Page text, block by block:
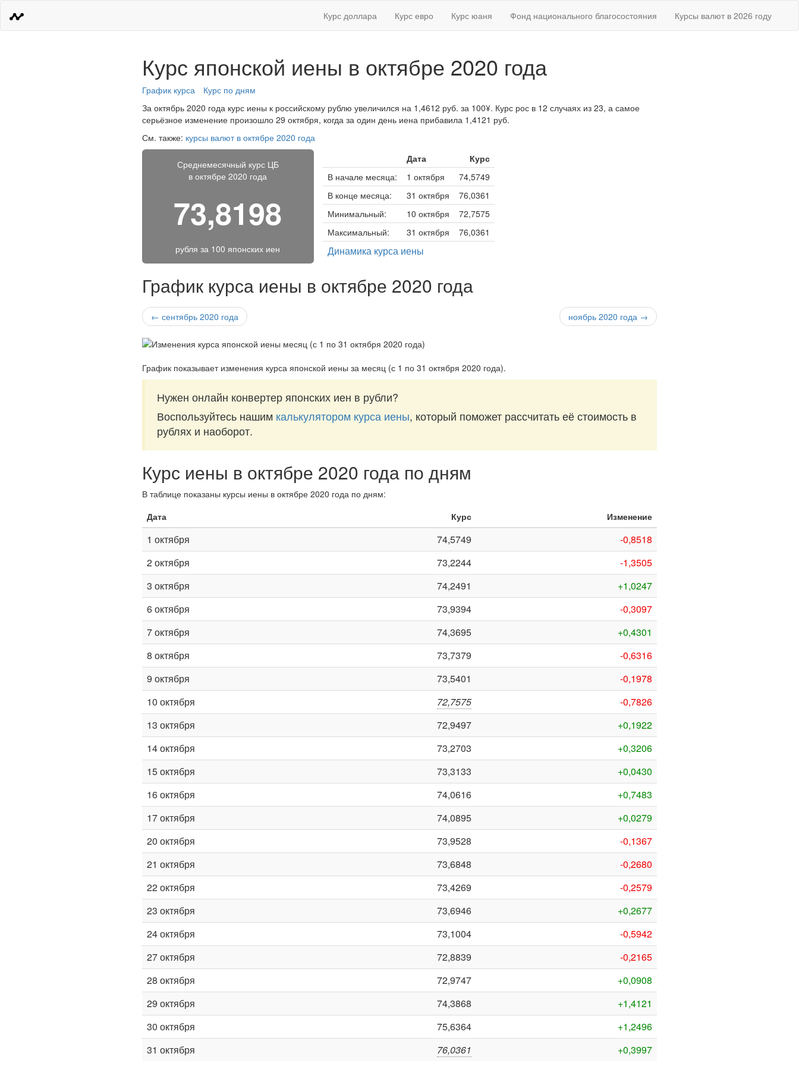
Курс доллара Курс евро Курс юаня Фонд национального благосостояния Курсы валют в 2026 году
Курс японской иены в октябре 2020 года
График курса
Курс по дням
За октябрь 2020 года курс иены к российскому рублю увеличился на 1,4612 руб. за 100¥. Курс рос в 12 случаях из 23, а самое
серьёзное изменение произошло 29 октября, когда за один день иена прибавила 1,4121 руб.
См. также: курсы валют в октябре 2020 года
Среднемесячный курс ЦБ
в октябре 2020 года
73,8198
рубля за 100 японских иен
Дата
Курс
В начале месяца:
1 октября
74,5749
В конце месяца:
31 октября
76,0361
Минимальный:
10 октября
72,7575
Максимальный:
31 октября 76,0361
Динамика курса иены
График курса иены в октябре 2020 года
← сентябрь 2020 года ноябрь 2020 года →
График показывает изменения курса японской иены за месяц (с 1 по 31 октября 2020 года).
Нужен онлайн конвертер японских иен в рубли?
Воспользуйтесь нашим калькулятором курса иены, который поможет рассчитать её стоимость в
рублях и наоборот.
Курс иены в октябре 2020 года по дням
В таблице показаны курсы иены в октябре 2020 года по дням:
Дата
Курс Изменение
1 октября 74,5749
-0,8518
2 октября
73,2244
-1,3505
3 октября
74,2491
+1,0247
6 октября
73,9394
-0,3097
7 октября
74,3695
+0,4301
8 октября
73,7379
-0,6316
9 октября
73,5401
-0,1978
10 октября
72,7575
-0,7826
13 октября
72,9497
+0,1922
14 октября
73,2703
+0,3206
15 октября
73,3133
+0,0430
16 октября
74,0616
+0,7483
17 октября
74,0895
+0,0279
20 октября
73,9528
-0,1367
21 октября
73,6848
-0,2680
22 октября
73,4269
-0,2579
23 октября
73,6946
+0,2677
24 октября
73,1004
-0,5942
27 октября
72,8839
-0,2165
28 октября
72,9747
+0,0908
29 октября
74,3868
+1,4121
30 октября
75,6364
+1,2496
31 октября
76,0361 +0,3997